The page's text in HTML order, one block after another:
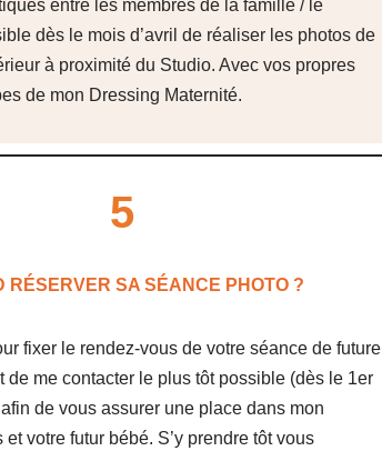
entre les membres de la famille / le
dès le mois d’avril de réaliser les photos de
à proximité du Studio. Avec vos propres
de mon Dressing Maternité.
5
RÉSERVER SA SÉANCE PHOTO ?
fixer le rendez-vous de votre séance de future
de me contacter le plus tôt possible (dès le 1er
de vous assurer une place dans mon
votre futur bébé. S’y prendre tôt vous